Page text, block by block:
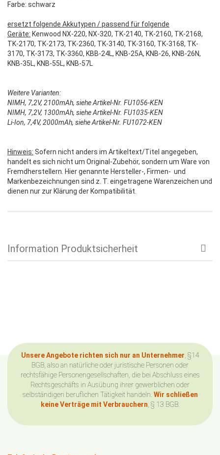
Farbe: schwarz
ersetzt folgende Akkutypen / passend für folgende
Geräte: Kenwood NX-220, NX-320, TK-2140, TK-2160, TK-2168,
TK-2170, TK-2173, TK-2360, TK-3140, TK-3160, TK-3168, TK-
3170, TK-3173, TK-3360, KBB-24L, KNB-25A, KNB-26, KNB-26N,
KNB-35L, KNB-55L, KNB-57L
Weitere Varianten:
NIMH, 7,2V, 2100mAh, siehe Artikel-Nr. FU1056-KEN
NIMH, 7,2V, 1300mAh, siehe Artikel-Nr. FU1035-KEN
Li-Ion, 7,4V, 2000mAh, siehe Artikel-Nr. FU1072-KEN
Hinweis: Sofern nicht anders im Artikeltext/Titel angegeben,
handelt es sich nicht um Original-Zubehör, sondern um Ware von
Fremdherstellern. Hier genannte Hersteller-, Firmen- und
Markenbezeichnungen sind z. T. eingetragene Warenzeichen und
dienen nur zur Klärung der Kompatibilität.
Information Produktsicherheit
Unsere Angebote richten sich nur an Unternehmer , §14
BGB, also an natürliche oder juristische Personen oder
rechtsfähige Personengesellschaften, die bei Abschluss eines
Rechtsgeschäfts in Ausübung ihrer gewerblichen oder
selbständigen beruflichen Tätigkeit handeln. Wir schließen
keine Verträge mit Verbrauchern , § 13 BGB.